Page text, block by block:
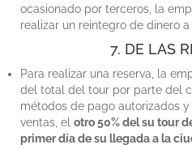
ocasionado por terceros, la
realizar un reintegro de dinero
7. DE LAS
Para realizar una reserva, la
del total del tour por parte del
métodos de pago autorizados
ventas, el otro 50% del su tour
primer día de su llegada a la